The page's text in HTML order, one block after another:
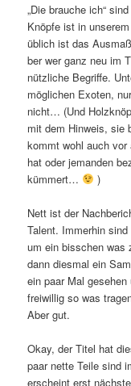
„Die brauche ich“
Knöpfe ist in
üblich ist das
ber wer ganz neu im
nützliche Begriffe.
möglichen Exoten,
nicht… (Und
mit dem Hinweis, sie
kommt wohl auch vor
hat oder jemanden
kümmert…
)
Nett ist der
Talent. Immerhin
um ein bisschen was
dann diesmal ein
ein paar Mal
freiwillig so was
Aber gut.
Okay, der Titel hat
paar nette Teile sind
erscheint erst